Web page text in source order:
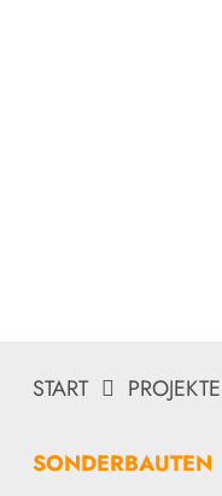
START PROJEKTE
SONDERBAUTEN